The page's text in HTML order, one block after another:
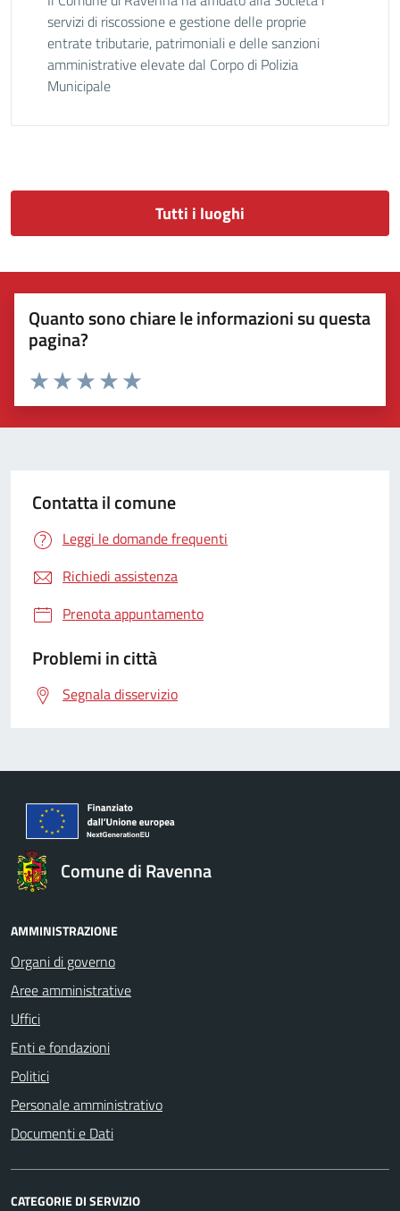
servizi di riscossione e gestione delle proprie
entrate tributarie, patrimoniali e delle sanzioni
amministrative elevate dal Corpo di Polizia
Municipale
Tutti i luoghi
Quanto sono chiare le informazioni su questa
pagina?
Valuta 5 stelle su 5
Valuta 4 stelle su 5
Valuta 3 stelle su 5
Valuta 2 stelle su 5
Valuta 1 stelle su 5
Contatta il comune
Leggi le domande frequenti
Richiedi assistenza
Prenota appuntamento
Problemi in città
Segnala disservizio
Comune di Ravenna
AMMINISTRAZIONE
Organi di governo
Aree amministrative
Uffici
Enti e fondazioni
Politici
Personale amministrativo
Documenti e Dati
CATEGORIE DI SERVIZIO